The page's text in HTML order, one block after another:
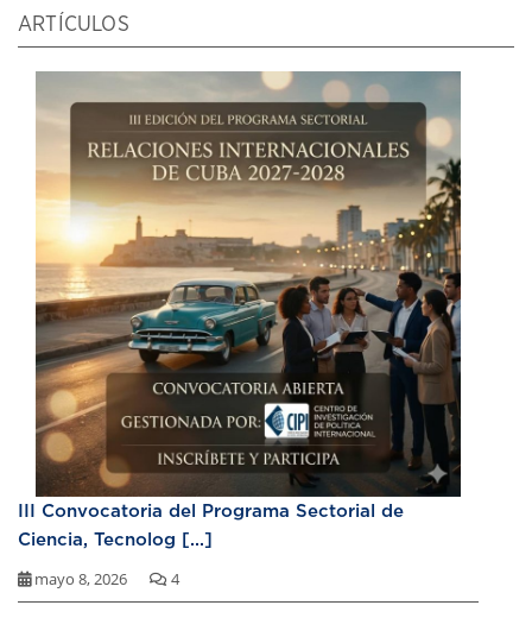
ARTÍCULOS
III Convocatoria del Programa Sectorial de
Ciencia, Tecnolog [...]
mayo 8, 2026 4